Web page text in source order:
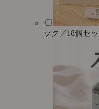
ック／18個セッ